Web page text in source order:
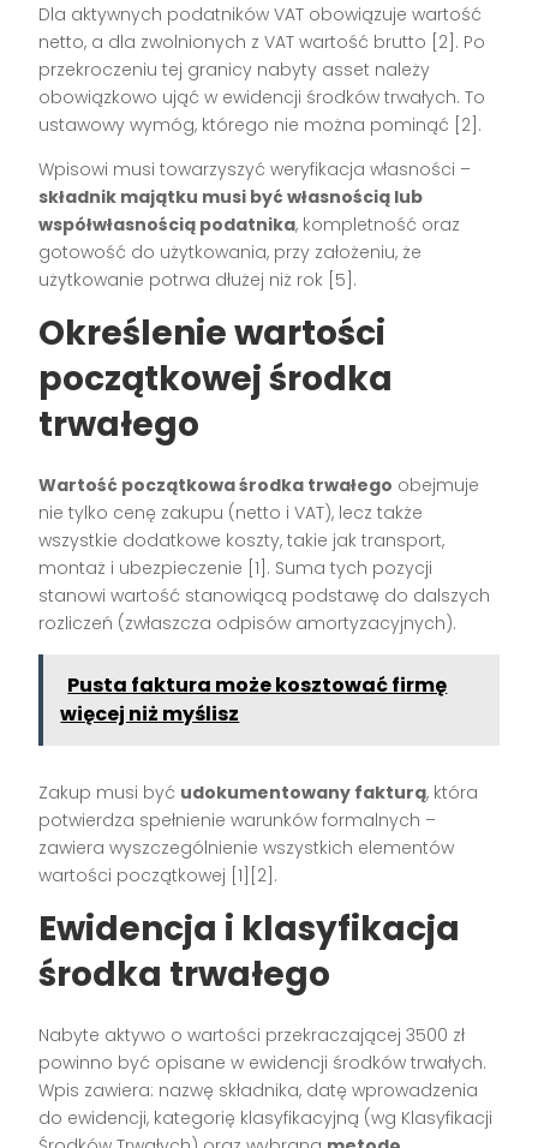
Dla aktywnych podatników VAT obowiązuje wartość
netto, a dla zwolnionych z VAT wartość brutto [2] . Po
przekroczeniu tej granicy nabyty asset należy
obowiązkowo ująć w ewidencji środków trwałych. To
ustawowy wymóg, którego nie można pominąć [2] .
Wpisowi musi towarzyszyć weryfikacja własności –
składnik majątku musi być własnością lub
współwłasnością podatnika, kompletność oraz
gotowość do użytkowania, przy założeniu, że
użytkowanie potrwa dłużej niż rok [5] .
Określenie wartości
początkowej środka
trwałego
Wartość początkowa środka trwałego obejmuje
nie tylko cenę zakupu (netto i VAT), lecz także
wszystkie dodatkowe koszty, takie jak transport,
montaż i ubezpieczenie [1] . Suma tych pozycji
stanowi wartość stanowiącą podstawę do dalszych
rozliczeń (zwłaszcza odpisów amortyzacyjnych).
Pusta faktura może kosztować firmę
więcej niż myślisz
Zakup musi być udokumentowany fakturą, która
potwierdza spełnienie warunków formalnych –
zawiera wyszczególnienie wszystkich elementów
wartości początkowej [1][2] .
Ewidencja i klasyfikacja
środka trwałego
Nabyte aktywo o wartości przekraczającej 3500 zł
powinno być opisane w ewidencji środków trwałych.
Wpis zawiera: nazwę składnika, datę wprowadzenia
do ewidencji, kategorię klasyfikacyjną (wg Klasyfikacji